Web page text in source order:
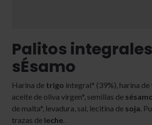
Palitos integrales
sÉsamo
Harina de trigo integral* (39%), harina de
aceite de oliva virgen*, semillas de
de malta*, levadura, sal, lecitina de soja.
trazas de leche.